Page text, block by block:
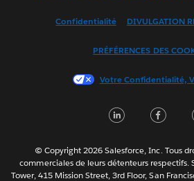
Français
한국어
Português
ไทย
Confidentialité DIVULGATION
PRÉFÉRENCES DES
Votre Confidentialité,
© Copyright 2026 Salesforce, Inc. Tous
commerciales de leurs détenteurs respectifs.
Tower, 415 Mission Street, 3rd Floor, San